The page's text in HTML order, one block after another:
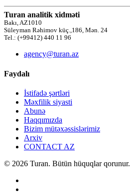
Turan analitik xidməti
Bakı, AZ1010
Süleyman Rəhimov küç.,186, Mən. 24
Tel.: (+99412) 440 11 96
agency@turan.az
Faydalı
İstifadə şərtləri
Məxfilik siyasti
Abunə
Haqqımızda
Bizim mütəxəssislərimiz
Arxiv
CONTACT AZ
© 2026 Turan. Bütün hüquqlar qorunur.